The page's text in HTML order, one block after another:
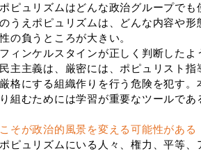
ピュリズムはどんな政治グループで
うえポピュリズムは、どんな内容や
の負うところが大きい。
ィンケルスタインが正しく判断したよ
主主義は、厳密には、ポピュリスト
格にする組織作りを行う危険を犯す
組むためには学習が重要なツールで
そが政治的風景を変える可能性がある
ピュリズムにいる人々、権力、平等、